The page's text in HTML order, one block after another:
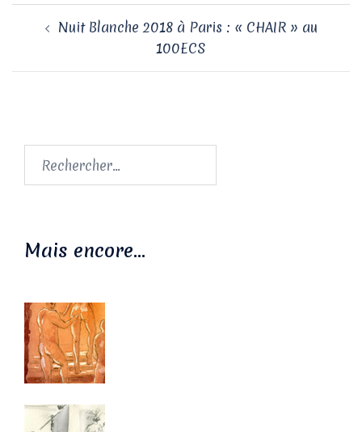
Navigation
d’articleNuit Blanche 2018 à Paris : « CHAIR » au
100ECS
Rechercher :
Mais encore…